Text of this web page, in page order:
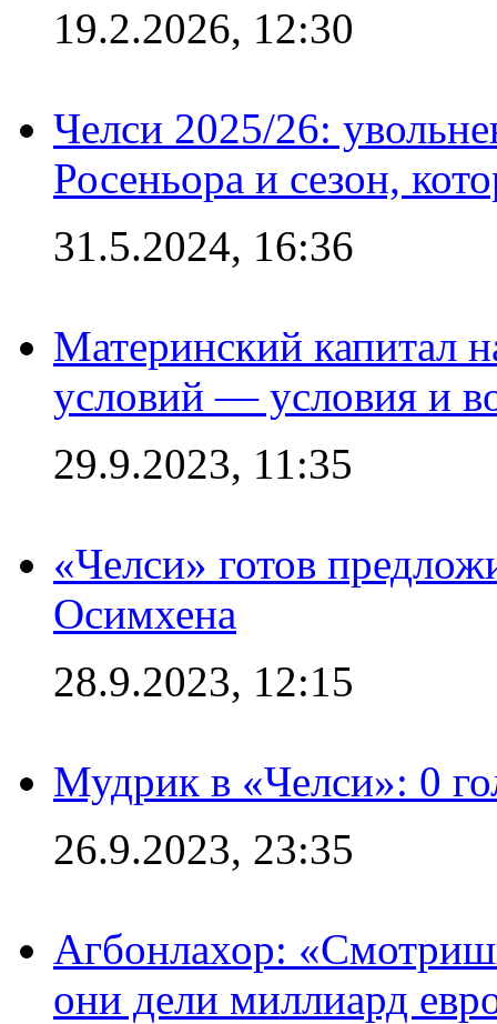
19.2.2026, 12:30
Челси 2025/26:
Росеньора и сезон,
31.5.2024, 16:36
Материнский капитал
условий — условия и
29.9.2023, 11:35
«Челси» готов
Осимхена
28.9.2023, 12:15
Мудрик в «Челси»: 0
26.9.2023, 23:35
Агбонлахор:
они дели миллиард